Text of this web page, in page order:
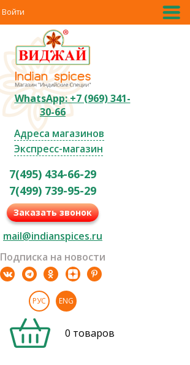
Войти
WhatsApp: +7 (969) 341-
30-66
Адреса магазинов
Экспресс-магазин
7(495) 434-66-29
7(499) 739-95-29
Заказать звонок
mail@indianspices.ru
Подписка на новости
РУС ENG
0 товаров